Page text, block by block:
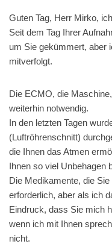
Guten Tag, Herr Mirko,
Seit dem Tag Ihrer
um Sie gekümmert, aber
mitverfolgt.
Die ECMO, die
weiterhin notwendig.
In den letzten Tagen
(Luftröhrenschnitt)
die Ihnen das Atmen
Ihnen so viel Unbehagen
Die Medikamente, die
erforderlich, aber als ich
Eindruck, dass Sie mich
wenn ich mit Ihnen
nicht.